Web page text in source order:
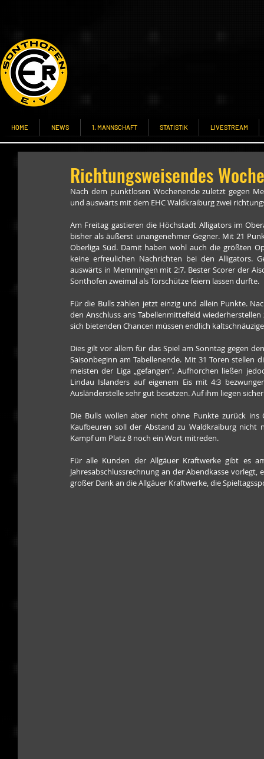
HOME NEWS 1. MANNSCHAFT STATISTIK LIVESTREAM
Richtungsweisendes
Nach dem punktlosen Wochenende zuletzt gegen
und auswärts mit dem EHC Waldkraiburg zwei
Am Freitag gastieren die Höchstadt Alligators im
bisher als äußerst unangenehmer Gegner. Mit 21
Oberliga Süd. Damit haben wohl auch die größten
keine erfreulichen Nachrichten bei den Alligators.
auswärts in Memmingen mit 2:7. Bester Scorer der
Sonthofen zweimal als Torschütze feiern lassen durfte.
Für die Bulls zählen jetzt einzig und allein Punkte.
den Anschluss ans Tabellenmittelfeld
sich bietenden Chancen müssen endlich
Dies gilt vor allem für das Spiel am Sonntag gegen
Saisonbeginn am Tabellenende. Mit 31 Toren
meisten der Liga „gefangen“. Aufhorchen ließen
Lindau Islanders auf eigenem Eis mit 4:3
Ausländerstelle sehr gut besetzen. Auf ihm liegen
Die Bulls wollen aber nicht ohne Punkte zurück
Kaufbeuren soll der Abstand zu Waldkraiburg nicht
Kampf um Platz 8 noch ein Wort mitreden.
Für alle Kunden der Allgäuer Kraftwerke gibt es
Jahresabschlussrechnung an der Abendkasse
großer Dank an die Allgäuer Kraftwerke, die